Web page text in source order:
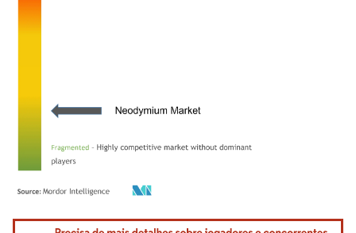
Imagem © Mordor Intelligence. O reuso requer atribuição conforme CC BY 4.0.